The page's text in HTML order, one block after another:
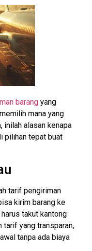
barang yang
mana yang
inilah alasan kenapa
pilihan tepat buat
tarif pengiriman
kirim barang ke
takut kantong
tarif yang transparan,
tanpa ada biaya